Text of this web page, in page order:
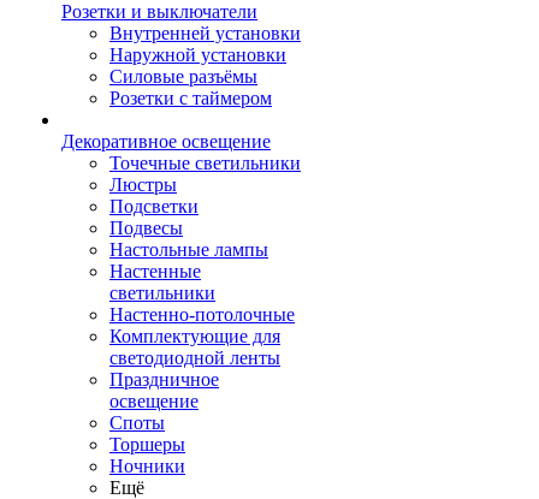
Розетки и выключатели
Внутренней установки
Наружной установки
Силовые разъёмы
Розетки с таймером
Декоративное освещение
Точечные светильники
Люстры
Подсветки
Подвесы
Настольные лампы
Настенные
светильники
Настенно-потолочные
Комплектующие для
светодиодной ленты
Праздничное
освещение
Споты
Торшеры
Ночники
Ещё